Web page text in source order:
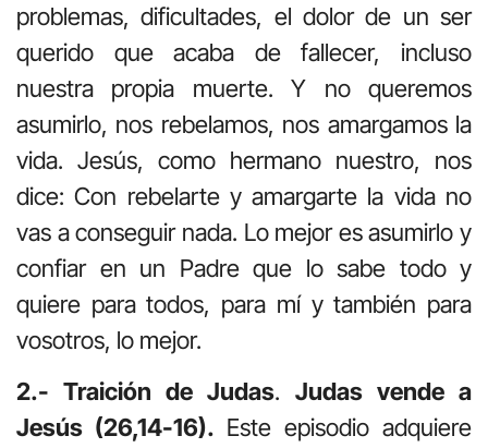
problemas, dificultades, el dolor de un ser
querido que acaba de fallecer, incluso
nuestra propia muerte. Y no queremos
asumirlo, nos rebelamos, nos amargamos la
vida. Jesús, como hermano nuestro, nos
dice: Con rebelarte y amargarte la vida no
vas a conseguir nada. Lo mejor es asumirlo y
confiar en un Padre que lo sabe todo y
quiere para todos, para mí y también para
vosotros, lo mejor.
2.- Traición de Judas. Judas vende a
Jesús (26,14-16). Este episodio adquiere